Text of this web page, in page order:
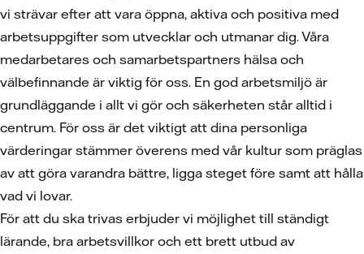
vi strävar efter att vara öppna, aktiva och positiva med
arbetsuppgifter som utvecklar och utmanar dig. Våra
medarbetares och samarbetspartners hälsa och
välbefinnande är viktig för oss. En god arbetsmiljö är
grundläggande i allt vi gör och säkerheten står alltid i
centrum. För oss är det viktigt att dina personliga
värderingar stämmer överens med vår kultur som präglas
av att göra varandra bättre, ligga steget före samt att hålla
vad vi lovar.
För att du ska trivas erbjuder vi möjlighet till ständigt
lärande, bra arbetsvillkor och ett brett utbud av